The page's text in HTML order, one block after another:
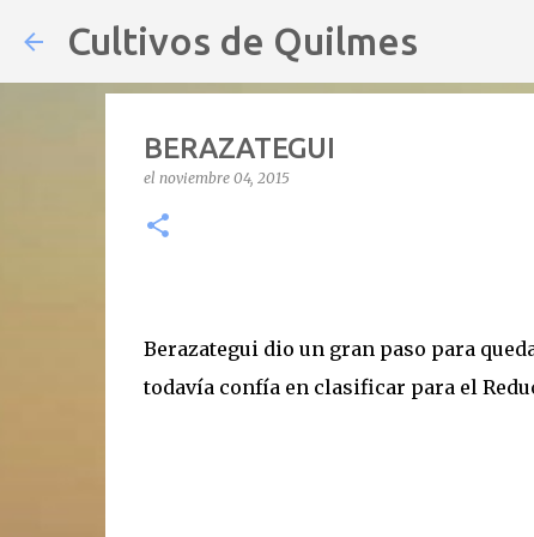
Cultivos de Quilmes
BERAZATEGUI
el noviembre 04, 2015
Berazategui dio un gran paso para
todavía confía en clasificar para el